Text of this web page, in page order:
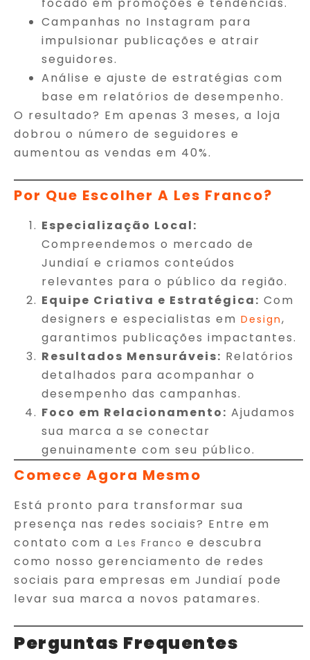
Campanhas no Instagram para
impulsionar publicações e atrair
seguidores.
Análise e ajuste de estratégias com
base em relatórios de desempenho.
O resultado? Em apenas 3 meses, a loja
dobrou o número de seguidores e
aumentou as vendas em 40%.
Por Que Escolher A Les Franco?
Especialização Local:
Compreendemos o mercado de
Jundiaí e criamos conteúdos
relevantes para o público da região.
Equipe Criativa e Estratégica: Com
designers e especialistas em Design,
garantimos publicações impactantes.
Resultados Mensuráveis: Relatórios
detalhados para acompanhar o
desempenho das campanhas.
Foco em Relacionamento: Ajudamos
sua marca a se conectar
genuinamente com seu público.
Comece Agora Mesmo
Está pronto para transformar sua
presença nas redes sociais? Entre em
contato com a Les Franco e descubra
como nosso gerenciamento de redes
sociais para empresas em Jundiaí pode
levar sua marca a novos patamares.
Perguntas Frequentes